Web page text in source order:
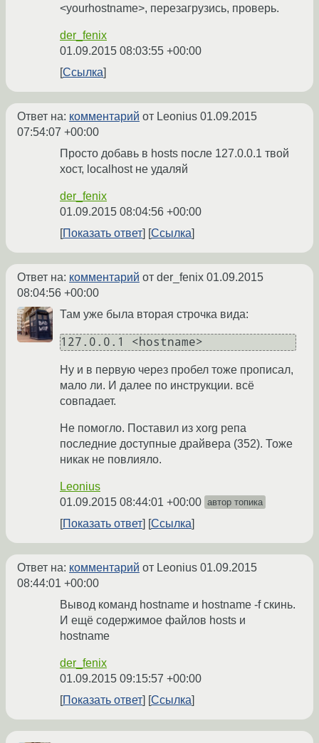
<yourhostname>, перезагрузись, проверь.
der_fenix
01.09.2015 08:03:55 +00:00
Ссылка
Ответ на: комментарий от Leonius 01.09.2015
07:54:07 +00:00
Просто добавь в hosts после 127.0.0.1 твой
хост, localhost не удаляй
der_fenix
01.09.2015 08:04:56 +00:00
Показать ответ
Ссылка
Ответ на: комментарий от der_fenix 01.09.2015
08:04:56 +00:00
Там уже была вторая строчка вида:
Ну и в первую через пробел тоже прописал,
мало ли. И далее по инструкции. всё
совпадает.
Не помогло. Поставил из xorg репа
последние доступные драйвера (352). Тоже
никак не повлияло.
Leonius
01.09.2015 08:44:01 +00:00 автор топика
Показать ответ Ссылка
Ответ на: комментарий от Leonius 01.09.2015
08:44:01 +00:00
Вывод команд hostname и hostname -f скинь.
И ещё содержимое файлов hosts и
hostname
der_fenix
01.09.2015 09:15:57 +00:00
Показать ответ
Ссылка